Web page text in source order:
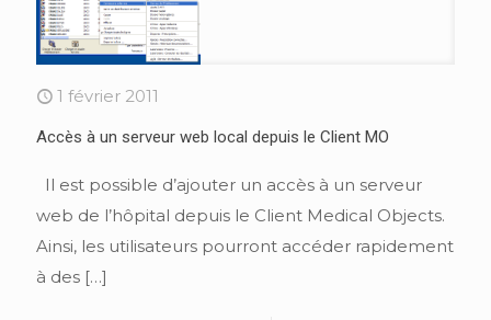
1 février 2011
Accès à un serveur web local depuis le Client MO
Il est possible d’ajouter un accès à un serveur
web de l’hôpital depuis le Client Medical Objects.
Ainsi, les utilisateurs pourront accéder rapidement
à des […]